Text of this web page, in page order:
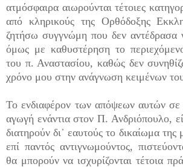
ατμόσφαιρα αιωρούνται τέτοιες
από κληρικούς της Ορθόδοξης
ζητήσω συγγνώμη που δεν αντέδρασα
όμως με καθυστέρηση το
του π. Αναστασίου, καθώς δεν
χρόνο μου στην ανάγνωση κειμένων
Το ενδιαφέρον των απόψεων αυτών
αγωγή ενάντια στον Π. Ανδριόπουλο,
διατηρούν δι᾽ εαυτούς το δικαίωμα της
επί παντός αντιγνωμούντος,
θα μπορούν να ισχυρίζονται τέτοια